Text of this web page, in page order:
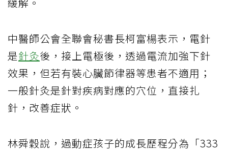
緩解。
中醫師公會全聯會秘書長柯富楊表示，電針
是針灸後，接上電極後，透過電流加強下針
效果，但若有裝心臟節律器等患者不適用；
一般針灸是針對疾病對應的穴位，直接扎
針，改善症狀。
林舜穀說，過動症孩子的成長歷程分為「333